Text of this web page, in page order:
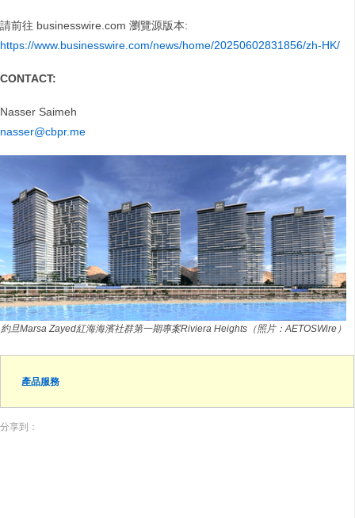
請前往 businesswire.com 瀏覽源版本:
https://www.businesswire.com/news/home/20250602831856/zh-HK/
CONTACT:
Nasser Saimeh
nasser@cbpr.me
約旦Marsa Zayed紅海海濱社群第一期專案Riviera Heights（照片：AETOSWire）
產品服務
分享到：